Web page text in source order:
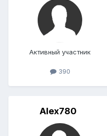
Активный участник
390
Alex780